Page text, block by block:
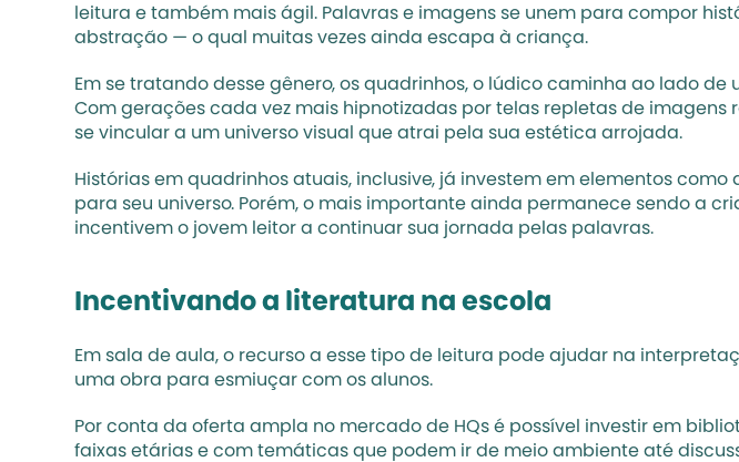
leitura e também mais ágil. Palavras e imagens se unem para compor
abstração — o qual muitas vezes ainda escapa à criança.
Em se tratando desse gênero, os quadrinhos, o lúdico caminha ao lado
Com gerações cada vez mais hipnotizadas por telas repletas de
se vincular a um universo visual que atrai pela sua estética arrojada.
Histórias em quadrinhos atuais, inclusive, já investem em elementos
para seu universo. Porém, o mais importante ainda permanece sendo a
incentivem o jovem leitor a continuar sua jornada pelas palavras.
Incentivando a literatura na escola
Em sala de aula, o recurso a esse tipo de leitura pode ajudar na
uma obra para esmiuçar com os alunos.
Por conta da oferta ampla no mercado de HQs é possível investir em
faixas etárias e com temáticas que podem ir de meio ambiente até